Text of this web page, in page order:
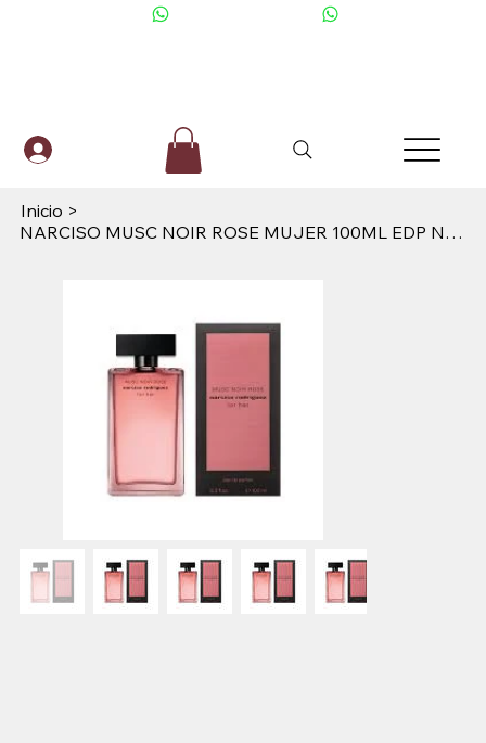
Inicio >
NARCISO MUSC NOIR ROSE MUJER 100ML EDP NARCISO RODRIGUEZ